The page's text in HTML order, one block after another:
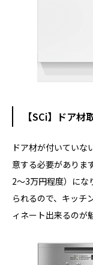
【SCi】ドア
ドア材が付いていな
意する必要がありま
2～3万円程度）にな
られるので、キッチ
ィネート出来るのが